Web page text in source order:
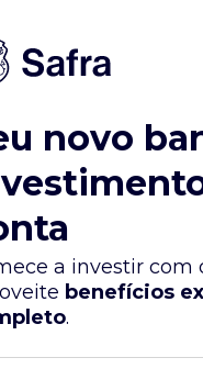
novo
a investir com
benefícios
.